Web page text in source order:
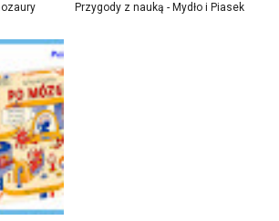
Przygody z nauką - Mydło i Piasek